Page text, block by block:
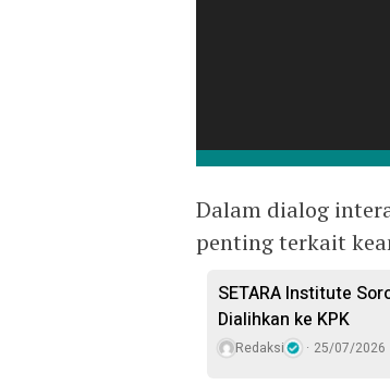
Dalam dialog
penting terkait
SETARA Institute
Dialihkan ke KPK
Redaksi 25/07/2026